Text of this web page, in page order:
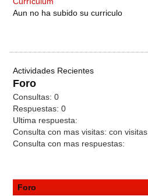
Aun no ha subido su curriculo
Actividades Recientes
Foro
Consultas: 0
Respuestas: 0
Ultima respuesta:
Consulta con mas visitas: con visitas
Consulta con mas respuestas:
Foro